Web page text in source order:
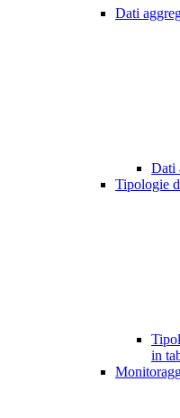
Dati
Dati
Tipologie
in